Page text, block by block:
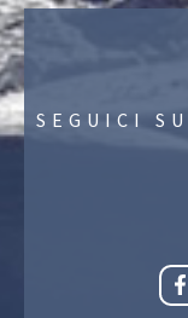
SEGUICI